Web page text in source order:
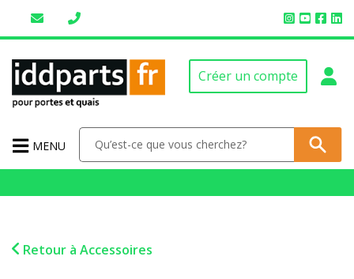
Créer un compte
MENU
Retour à Accessoires